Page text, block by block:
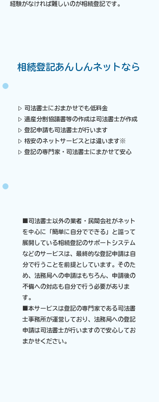
経験がなければ難しいのが相続登記です。​
​相続登記あんしんネットなら
▷ 司法書士におまかせでも低料金
▷ 遺産分割協議書等の作成は司法書士が作成
▷ 登記申請も司法書士が行います
▷ 格安のネットサービスとは違います※
▷ 登記の専門家・司法書士にまかせて安心
■司法書士以外の業者・民間会社がネット
を中心に「簡単に自分でできる」と謳って
展開している相続登記のサポートシステム
などのサービスは、最終的な登記申請は自
分で行うことを前提としています。そのた
め、法務局への申請はもちろん、申請後の
不備への対応も自分で行う必要がありま
す。​
■本サービスは登記の専門家である司法書
士事務所が運営しており、法務局への登記
申請は司法書士が行いますので安心してお
まかせください。